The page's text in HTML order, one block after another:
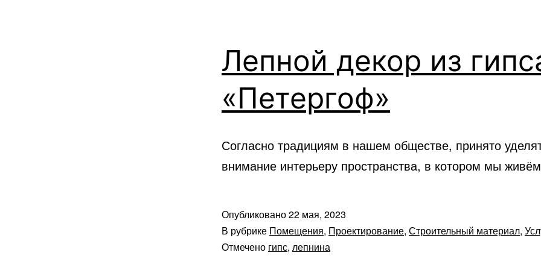
Лепной декор из
«Петергоф»
Согласно традициям в нашем обществе, принято
внимание интерьеру пространства, в котором мы
Опубликовано22 мая, 2023
В рубрике Помещения, Проектирование, Строительный материал,
Отмечено гипс, лепнина